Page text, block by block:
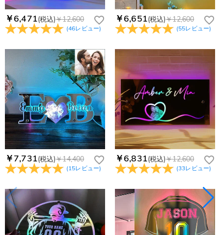
￥6,471(税込)￥12,600
(46レビュー)
￥6,651(税込)￥12,600
(55レビュー)
￥7,731(税込)￥14,400
(15レビュー)
￥6,831(税込)￥12,600
(33レビュー)